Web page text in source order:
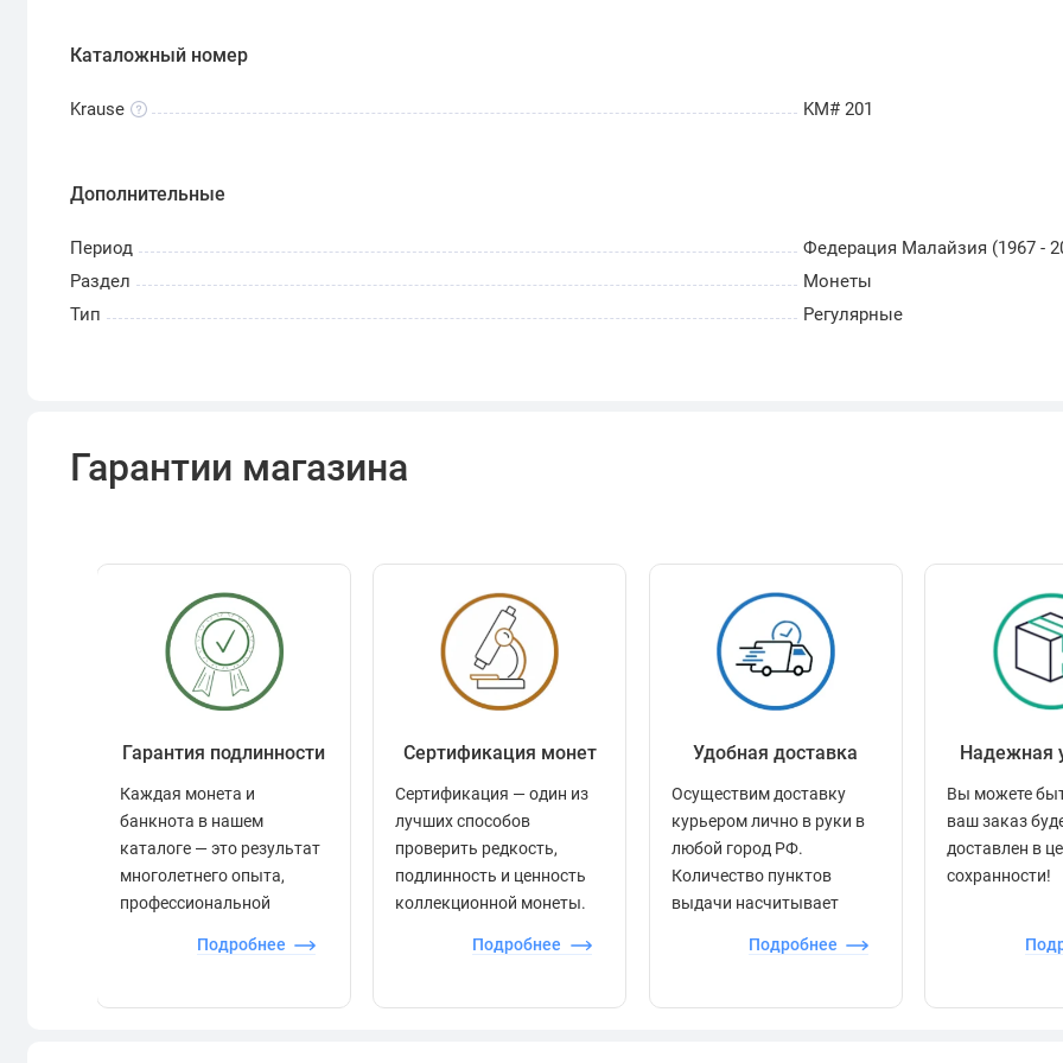
Каталожный номер
Krause KM# 201
Дополнительные
Период
Федерация Малайзия (1967 -
Раздел
Монеты
Тип
Регулярные
Гарантии магазина
Гарантия подлинности
Каждая монета и
банкнота в нашем
каталоге — это результат
многолетнего опыта,
профессиональной
контроля.
Подробнее
Сертификация монет
Сертификация — один из
лучших способов
проверить редкость,
подлинность и ценность
коллекционной монеты.
Подробнее
Удобная доставка
Осуществим доставку
курьером лично в руки в
любой город РФ.
Количество пунктов
выдачи насчитывает
всей стране.
Подробнее
Надежная
Вы можете
ваш заказ
доставлен в
сохранности!